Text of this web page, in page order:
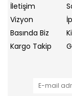
İletişim
Vizyon
Basında Biz
Kargo Takip